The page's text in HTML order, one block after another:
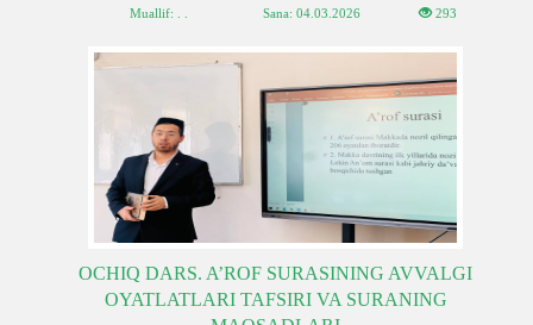
Muallif: . . Sana: 04.03.2026 293
OCHIQ DARS. A’ROF SURASINING AVVALGI
OYATLATLARI TAFSIRI VA SURANING